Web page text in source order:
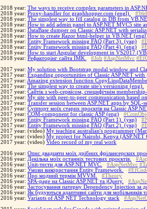
2018 year: The ways to receive complex parameters in
2018 year: Proxy-handler for graphhopper.com (engl).
2018 year: The simplest way to fill catalog in DB from
2018 year: How to add admin panel to ASP.NET MVC5 site
2018 year: DataBase dumper on Classic ASP.NET with
2018 year: How to create Razor html-helper in VB.NET
2018 year: Entity Framework missing FAQ (Part 3). (укр)
2018 year: Entity Framework missing FAQ (Part 4). (eng)
2018 year: How to start Angular development in VS2017
2018 year: Рефакторінг сайта IMK. #Job #AspNetMvc
2017 year: My solution with Bootstrap modal window and
2017 year: Expanding opportunities of Classic ASP.NET
2017 year: Amazing extension function
2017 year: The simplest way to create site's versioning (eng).
2017 year: Cайтік з web-сервісом, специфічнім
2017 year: My site with peer-to-peer communication based
2017 year: Transfer session between ASP.NET apps by SQL-
2017 year: Суппорт моїх старих проєктів на Classic
2017 year: COM-component for classic ASP (eng)
2017 year: Entity Framework missing FAQ (Part 1). (укр)
2017 year: Entity Framework missing FAQ (Part 2). (укр)
2017 year: (video) My teaching australian's programmer
2017 year: (video) My project for Nairobi, Kenya (ASP.NET
2017 year: (video) Video record of my real work
2016 year: Опис двадцяти моїх дрібних фрілансерских
2016 year: Декілька моїх останніх тестових проєктів.
2016 year: Unit-тести для ASP.NET MVC. #AspNetMvc
2016 year: Умови використання Entity Framework.
2016 year: Про модний термін MVVM.
#Theory
2016 year: SPA-page на Classic ASP.NET та jQuery.
2016 year: Застосування патерну Dependency Injection за
2016 year: Як будуються адаптивні сайти для мобільників
2016 year: Variants of ASP NET Technology stack